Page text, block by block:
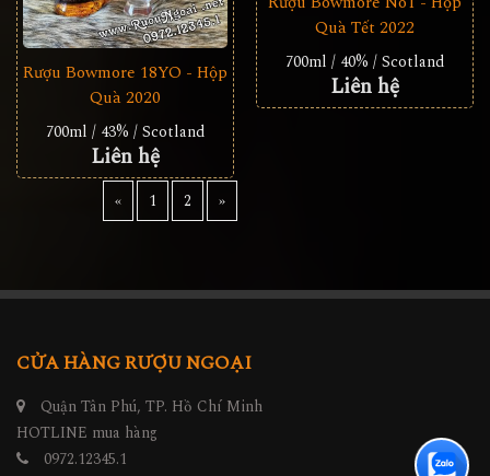
Rượu Bowmore 18YO - Hộp
Quà 2020
700ml / 43% / Scotland
Liên hệ
Quà Tết 2022
700ml / 40% / Scotland
Liên hệ
« 1 2 »
CỬA HÀNG RƯỢU NGOẠI
Quận Tân Phú, TP. Hồ Chí Minh
HOTLINE mua hàng
0972.12345.1